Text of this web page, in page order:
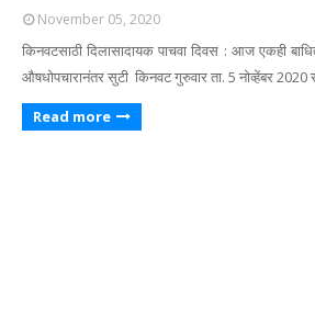
November 05, 2020
किनवटसाठी दिलासादायक पाचवा दिवस : आज एकही
औषधोपचारानंतर सुटी किनवट गुरुवार ता. 5 नोव्हेंबर 2020
Read more